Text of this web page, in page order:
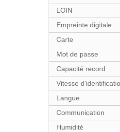
LOIN
Empreinte digitale
Carte
Mot de passe
Capacité record
Vitesse
Langue
Communication
Humidité